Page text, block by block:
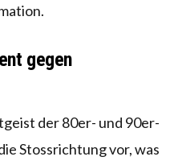
gegen
der 80er- und 90er-
Stossrichtung vor, was